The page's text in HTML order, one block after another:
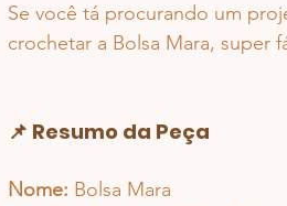
Se você tá procurando um
crochetar a Bolsa Mara, super
📌 Resumo da Peça
Nome: Bolsa Mara